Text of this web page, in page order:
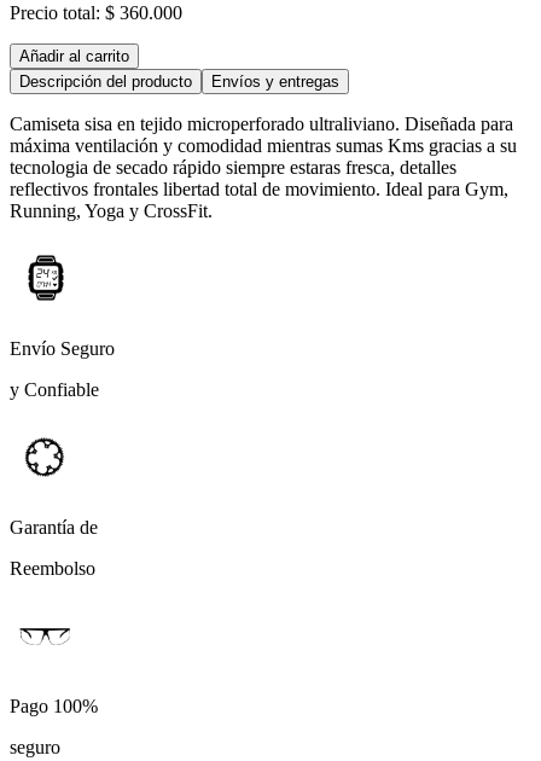
Precio total: $ 360.000
Añadir al carrito
Descripción del producto
Envíos y entregas
Camiseta sisa en tejido microperforado ultraliviano. Diseñada para
máxima ventilación y comodidad mientras sumas Kms gracias a su
tecnologia de secado rápido siempre estaras fresca, detalles
reflectivos frontales libertad total de movimiento. Ideal para Gym,
Running, Yoga y CrossFit.
Envío Seguro
y Confiable
Garantía de
Reembolso
Pago 100%
seguro